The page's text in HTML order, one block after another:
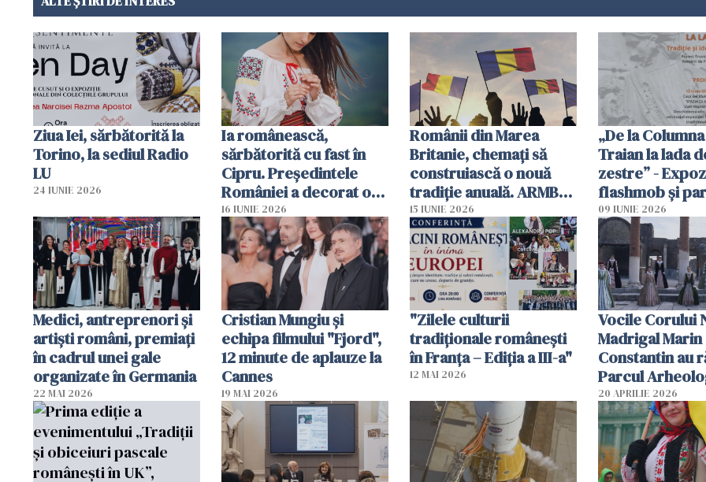
Ziua Iei, sărbătorită la
Torino, la sediul Radio
LU
24 IUNIE 2026
Ia românească,
sărbătorită cu fast în
Cipru. Președintele
României a decorat o
organizație
românească
16 IUNIE 2026
Românii din Marea
Britanie, chemați să
construiască o nouă
tradiție anuală. ARMB
propune „Ziua
Românilor din Marea
Britanie”
15 IUNIE 2026
„De la
Traian la lada
zestre” -
flashmob și
costume
românești în
Romei
09 IUNIE 2026
Medici, antreprenori și
artiști români, premiați
în cadrul unei gale
organizate în Germania
22 MAI 2026
Cristian Mungiu şi
echipa filmului "Fjord",
12 minute de aplauze la
Cannes
19 MAI 2026
"Zilele culturii
tradiționale românești
în Franța – Ediția a III-a"
12 MAI 2026
Vocile Corului
Madrigal Marin
Constantin au
Parcul
Pompei
20 APRILIE 2026